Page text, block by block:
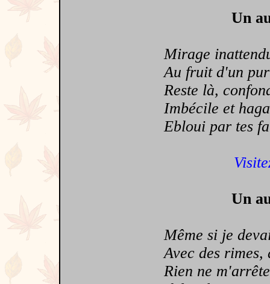
Un
Mirage
Au fruit d'un pur
Reste là,
Imbécile et
Ebloui par tes
Un
Même si je
Avec des rimes,
Rien ne